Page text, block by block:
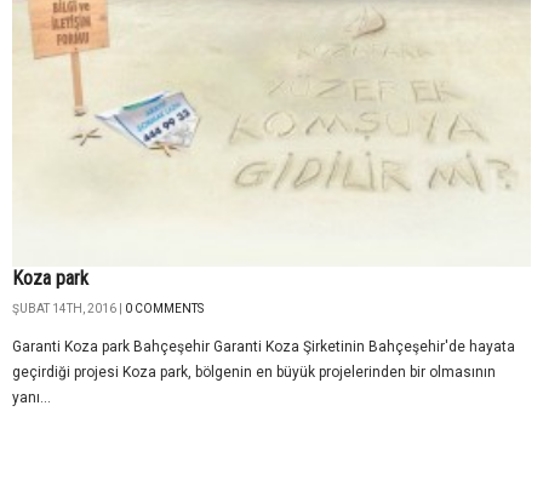
Koza park
ŞUBAT 14TH, 2016 | 0 COMMENTS
Garanti Koza park Bahçeşehir Garanti Koza Şirketinin Bahçeşehir'de hayata
geçirdiği projesi Koza park, bölgenin en büyük projelerinden bir olmasının
yanı...